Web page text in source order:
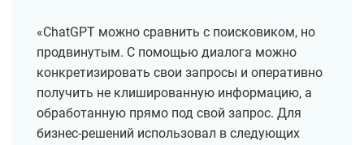
«ChatGPT можно сравнить с поисковиком, но
продвинутым. С помощью диалога можно
конкретизировать свои запросы и оперативно
получить не клишированную информацию, а
обработанную прямо под свой запрос. Для
бизнес-решений использовал в следующих